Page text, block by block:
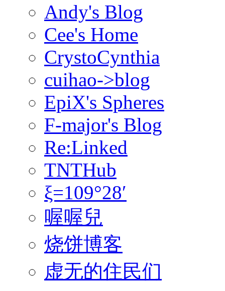
Andy's Blog
Cee's Home
CrystoCynthia
cuihao->blog
EpiX's Spheres
F-major's Blog
Re:Linked
TNTHub
ξ=109°28′
喔喔兒
烧饼博客
虚无的住民们